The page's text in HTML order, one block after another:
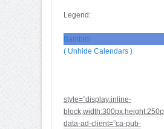
Legend:
Bambini
( Unhide Calendars )
style=”display:inline-
data-ad-client=”ca-pub-